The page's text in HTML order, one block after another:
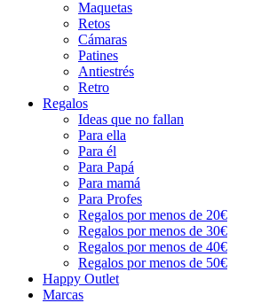
Maquetas
Retos
Cámaras
Patines
Antiestrés
Retro
Regalos
Ideas que no fallan
Para ella
Para él
Para Papá
Para mamá
Para Profes
Regalos por menos de 20€
Regalos por menos de 30€
Regalos por menos de 40€
Regalos por menos de 50€
Happy Outlet
Marcas